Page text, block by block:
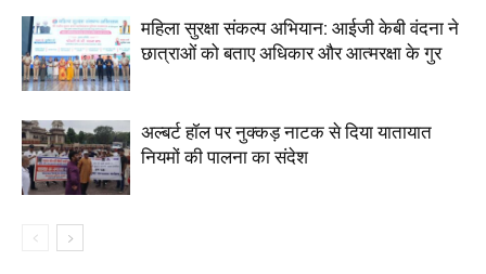
महिला सुरक्षा संकल्प अभियान: आईजी केबी वंदना ने
छात्राओं को बताए अधिकार और आत्मरक्षा के गुर
अल्बर्ट हॉल पर नुक्कड़ नाटक से दिया यातायात
नियमों की पालना का संदेश